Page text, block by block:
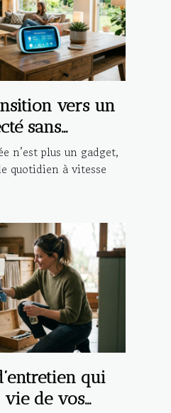
vers un
sans
la sécurité
n’est plus un gadget,
quotidien à vitesse
qui
vie de vos